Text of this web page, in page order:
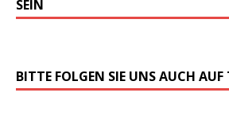
SEIN
BITTE FOLGEN SIE UNS AUCH